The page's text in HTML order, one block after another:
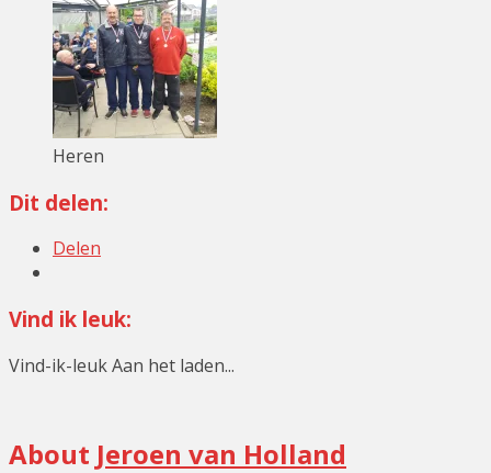
Heren
Dit delen:
Delen
Vind ik leuk:
Vind-ik-leukAan het laden...
About Jeroen van Holland